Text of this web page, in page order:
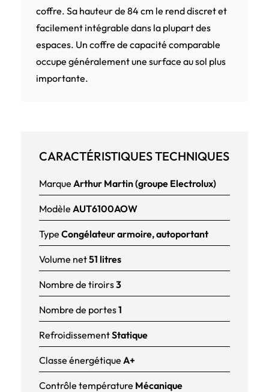
coffre. Sa hauteur de 84 cm le rend discret et
facilement intégrable dans la plupart des
espaces. Un coffre de capacité comparable
occupe généralement une surface au sol plus
importante.
CARACTÉRISTIQUES TECHNIQUES
Marque Arthur Martin (groupe Electrolux)
Modèle AUT6100AOW
Type Congélateur armoire, autoportant
Volume net51 litres
Nombre de tiroirs3
Nombre de portes1
RefroidissementStatique
Classe énergétique A+
Contrôle température Mécanique